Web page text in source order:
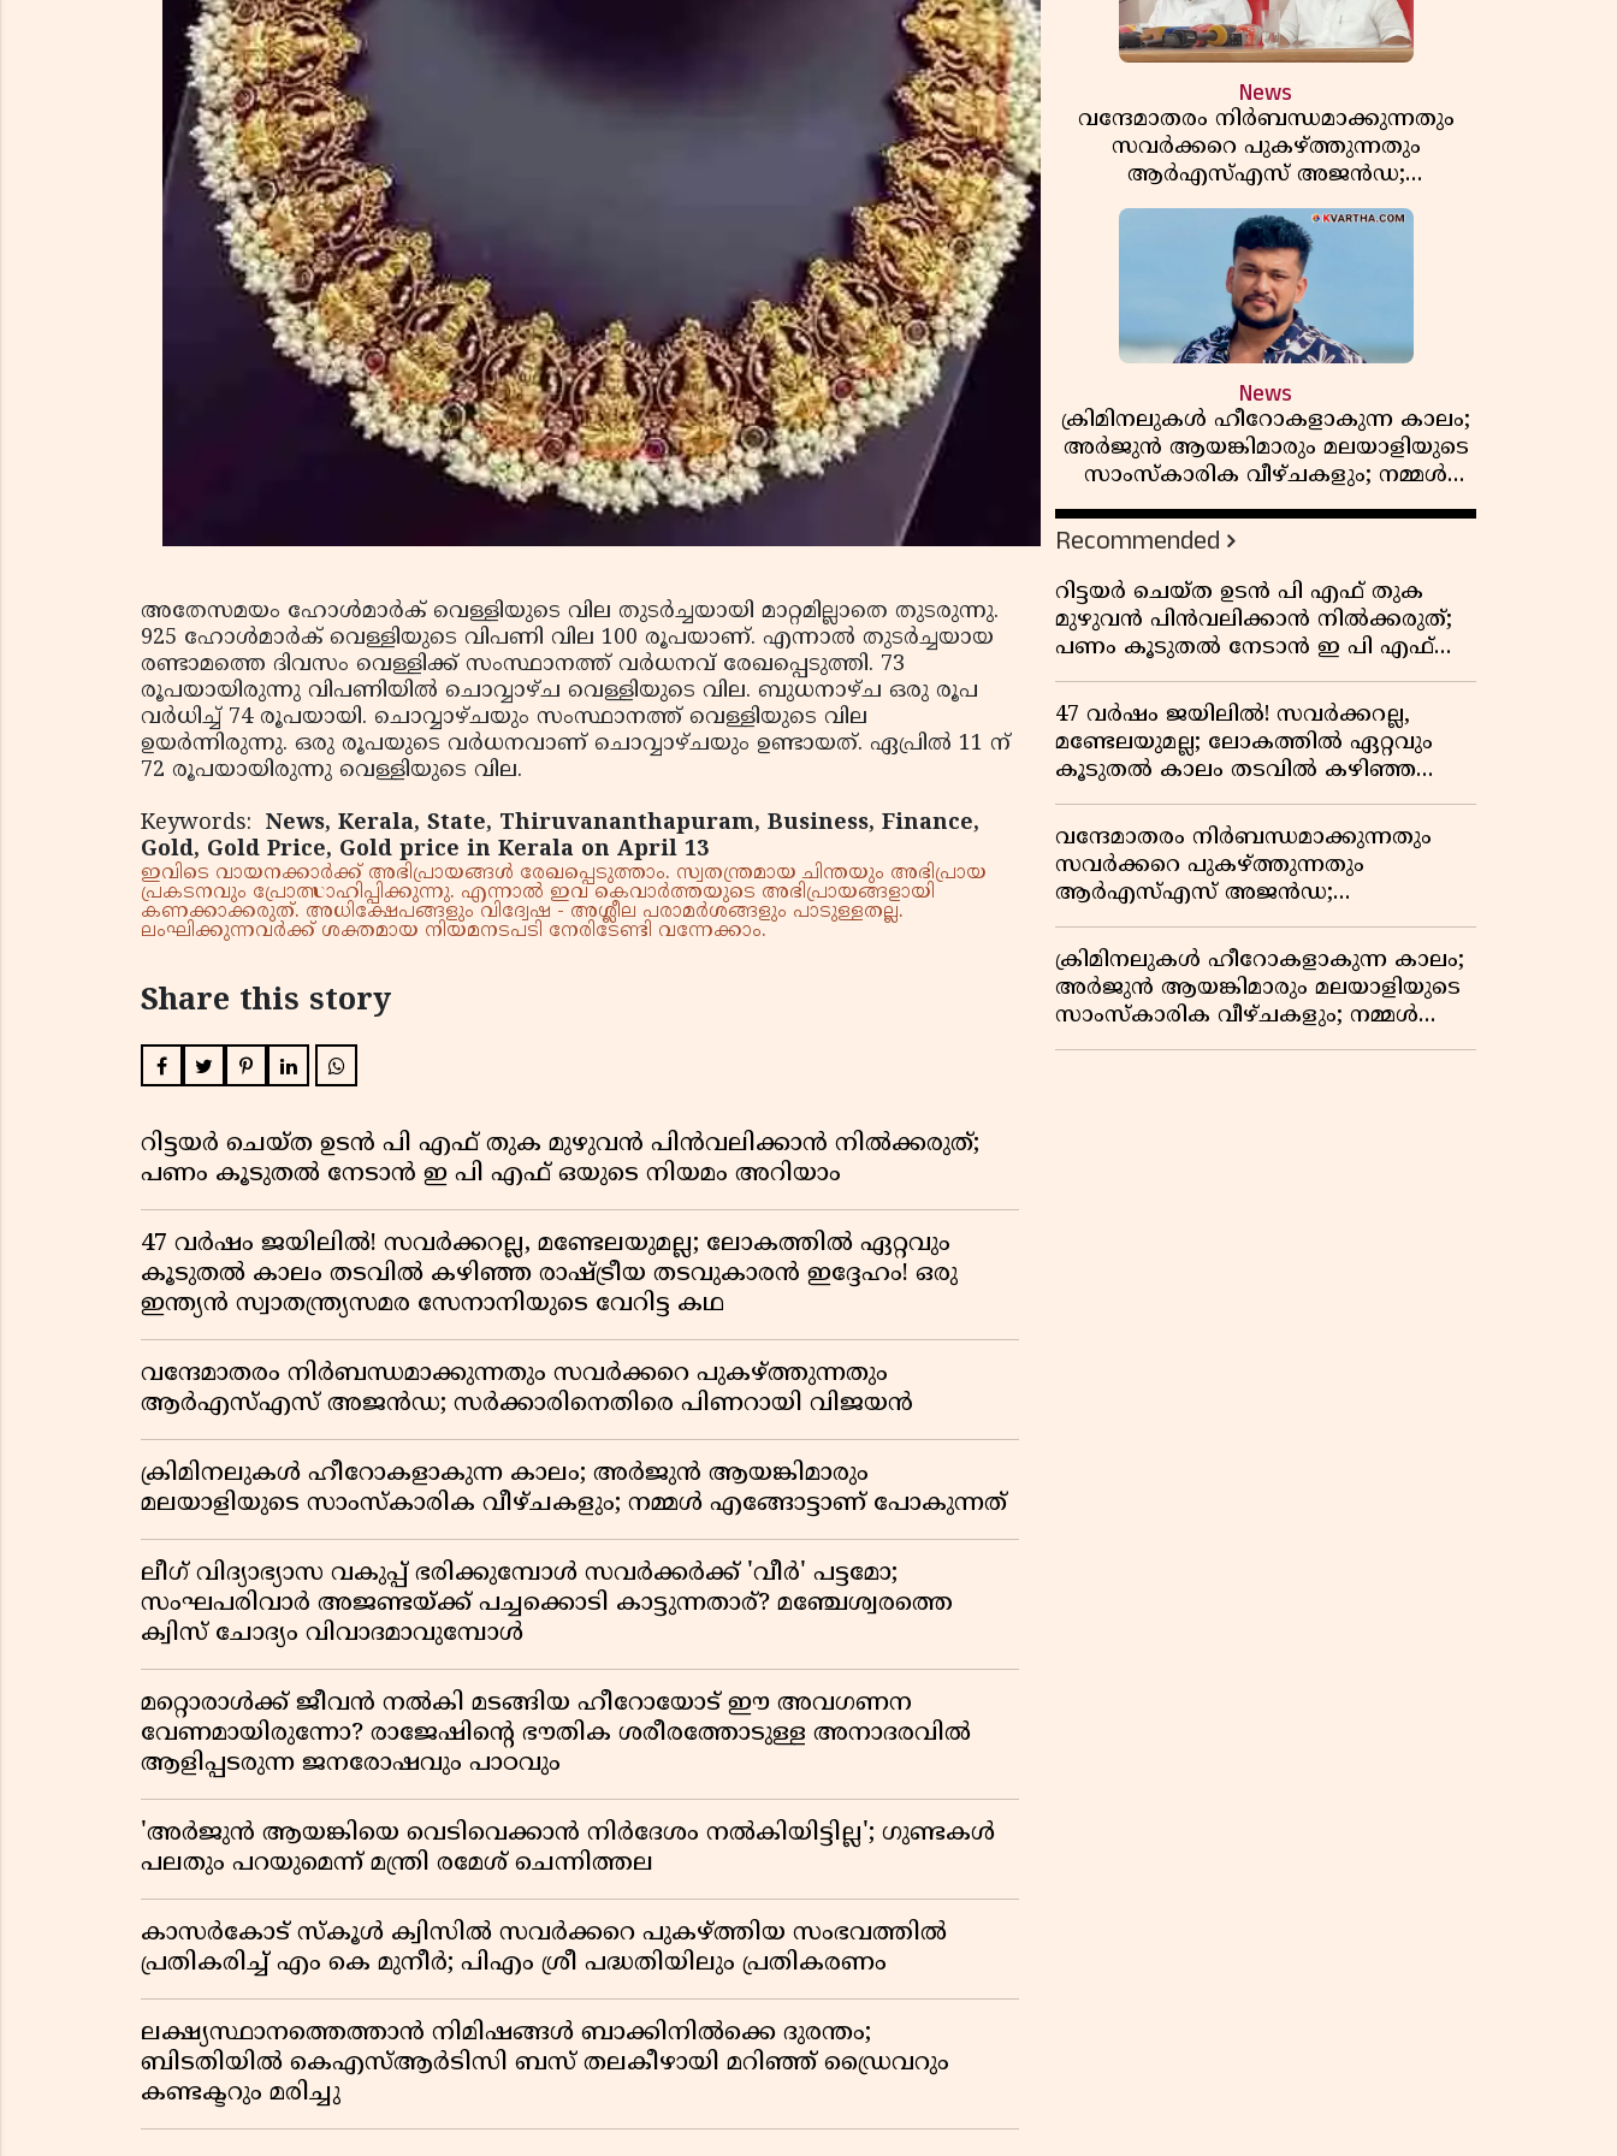
അതേസമയം ഹോള്‍മാര്‍ക് വെള്ളിയുടെ വില തുടര്‍ച്ചയായി മാറ്റമില്ലാതെ തുടരുന്നു.
925 ഹോള്‍മാര്‍ക് വെള്ളിയുടെ വിപണി വില 100 രൂപയാണ്. എന്നാല്‍ തുടര്‍ച്ചയായ
രണ്ടാമത്തെ ദിവസം വെള്ളിക്ക് സംസ്ഥാനത്ത് വര്‍ധനവ് രേഖപ്പെടുത്തി. 73
രൂപയായിരുന്നു വിപണിയില്‍ ചൊവ്വാഴ്ച വെള്ളിയുടെ വില. ബുധനാഴ്ച ഒരു രൂപ
വര്‍ധിച്ച് 74 രൂപയായി. ചൊവ്വാഴ്ചയും സംസ്ഥാനത്ത് വെള്ളിയുടെ വില
ഉയര്‍ന്നിരുന്നു. ഒരു രൂപയുടെ വര്‍ധനവാണ് ചൊവ്വാഴ്ചയും ഉണ്ടായത്. ഏപ്രില്‍ 11 ന്
72 രൂപയായിരുന്നു വെള്ളിയുടെ വില.
Keywords: News, Kerala, State, Thiruvananthapuram, Business, Finance,
Gold, Gold Price, Gold price in Kerala on April 13
ഇവിടെ വായനക്കാർക്ക് അഭിപ്രായങ്ങൾ രേഖപ്പെടുത്താം. സ്വതന്ത്രമായ ചിന്തയും അഭിപ്രായ
പ്രകടനവും പ്രോത്സാഹിപ്പിക്കുന്നു. എന്നാൽ ഇവ കെവാർത്തയുടെ അഭിപ്രായങ്ങളായി
കണക്കാക്കരുത്. അധിക്ഷേപങ്ങളും വിദ്വേഷ - അശ്ലീല പരാമർശങ്ങളും പാടുള്ളതല്ല.
ലംഘിക്കുന്നവർക്ക് ശക്തമായ നിയമനടപടി നേരിടേണ്ടി വന്നേക്കാം.
Share this story
റിട്ടയർ ചെയ്ത ഉടൻ പി എഫ് തുക മുഴുവൻ പിൻവലിക്കാൻ നിൽക്കരുത്;
പണം കൂടുതൽ നേടാൻ ഇ പി എഫ് ഒയുടെ നിയമം അറിയാം
47 വർഷം ജയിലിൽ! സവർക്കറല്ല, മണ്ടേലയുമല്ല; ലോകത്തിൽ ഏറ്റവും
കൂടുതൽ കാലം തടവിൽ കഴിഞ്ഞ രാഷ്ട്രീയ തടവുകാരൻ ഇദ്ദേഹം! ഒരു
ഇന്ത്യൻ സ്വാതന്ത്ര്യസമര സേനാനിയുടെ വേറിട്ട കഥ
വന്ദേമാതരം നിർബന്ധമാക്കുന്നതും സവർക്കറെ പുകഴ്ത്തുന്നതും
ആർഎസ്എസ് അജൻഡ; സർക്കാരിനെതിരെ പിണറായി വിജയൻ
ക്രിമിനലുകൾ ഹീറോകളാകുന്ന കാലം; അർജുൻ ആയങ്കിമാരും
മലയാളിയുടെ സാംസ്കാരിക വീഴ്ചകളും; നമ്മൾ എങ്ങോട്ടാണ് പോകുന്നത്
ലീഗ് വിദ്യാഭ്യാസ വകുപ്പ് ഭരിക്കുമ്പോൾ സവർക്കർക്ക് 'വീർ' പട്ടമോ;
സംഘപരിവാർ അജണ്ടയ്ക്ക് പച്ചക്കൊടി കാട്ടുന്നതാര്? മഞ്ചേശ്വരത്തെ
ക്വിസ് ചോദ്യം വിവാദമാവുമ്പോൾ
മറ്റൊരാൾക്ക് ജീവൻ നൽകി മടങ്ങിയ ഹീറോയോട് ഈ അവഗണന
വേണമായിരുന്നോ? രാജേഷിൻ്റെ ഭൗതിക ശരീരത്തോടുള്ള അനാദരവിൽ
ആളിപ്പടരുന്ന ജനരോഷവും പാഠവും
'അർജുൻ ആയങ്കിയെ വെടിവെക്കാൻ നിർദേശം നൽകിയിട്ടില്ല'; ഗുണ്ടകൾ
പലതും പറയുമെന്ന് മന്ത്രി രമേശ് ചെന്നിത്തല
കാസർകോട് സ്കൂൾ ക്വിസിൽ സവർക്കറെ പുകഴ്ത്തിയ സംഭവത്തിൽ
പ്രതികരിച്ച് എം കെ മുനീർ; പിഎം ശ്രീ പദ്ധതിയിലും പ്രതികരണം
ലക്ഷ്യസ്ഥാനത്തെത്താൻ നിമിഷങ്ങൾ ബാക്കിനിൽക്കെ ദുരന്തം;
ബിടതിയിൽ കെഎസ്ആർടിസി ബസ് തലകീഴായി മറിഞ്ഞ് ഡ്രൈവറും
കണ്ടക്ടറും മരിച്ചു
News
വന്ദേമാതരം നിർബന്ധമാക്കുന്നതും
സവർക്കറെ പുകഴ്ത്തുന്നതും
ആർഎസ്എസ് അജൻഡ;
സർക്കാരിനെതിരെ പിണറായി വിജയൻ
News
ക്രിമിനലുകൾ ഹീറോകളാകുന്ന കാലം;
അർജുൻ ആയങ്കിമാരും മലയാളിയുടെ
സാംസ്കാരിക വീഴ്ചകളും; നമ്മൾ
എങ്ങോട്ടാണ് പോകുന്നത്
Recommended
റിട്ടയർ ചെയ്ത ഉടൻ പി എഫ് തുക
മുഴുവൻ പിൻവലിക്കാൻ നിൽക്കരുത്;
പണം കൂടുതൽ നേടാൻ ഇ പി എഫ്
ഒയുടെ നിയമം അറിയാം
47 വർഷം ജയിലിൽ! സവർക്കറല്ല,
മണ്ടേലയുമല്ല; ലോകത്തിൽ ഏറ്റവും
കൂടുതൽ കാലം തടവിൽ കഴിഞ്ഞ
രാഷ്ട്രീയ തടവുകാരൻ ഇദ്ദേഹം! ഒരു
ഇന്ത്യൻ സ്വാതന്ത്ര്യസമര സേനാനിയുടെ
വേറിട്ട കഥ
വന്ദേമാതരം നിർബന്ധമാക്കുന്നതും
സവർക്കറെ പുകഴ്ത്തുന്നതും
ആർഎസ്എസ് അജൻഡ;
സർക്കാരിനെതിരെ പിണറായി വിജയൻ
ക്രിമിനലുകൾ ഹീറോകളാകുന്ന കാലം;
അർജുൻ ആയങ്കിമാരും മലയാളിയുടെ
സാംസ്കാരിക വീഴ്ചകളും; നമ്മൾ
എങ്ങോട്ടാണ് പോകുന്നത്